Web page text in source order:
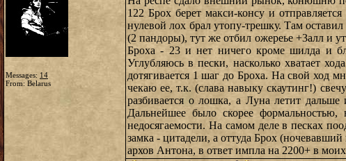
Messages: 14
From: Belarus
122 Брох берет макси-консу и
нулевой лох брал утопу-трешку. Там
(2 пандоры), тут же отбил ожереье +3алл и
Броха - 23 и нет ничего кроме шилда и
Углубляюсь в пески, насколько хватает
дотягивается 1 шаг до Броха. На свой ход
чекаю ее, т.к. (слава навыку скаутинг!)
разбивается о лошка, а Луна летит
Дальнейшее было скорее
недосягаемости. На самом деле в песках
замка - цитадели, а оттуда Брох
архов Антона, в ответ импла на 2200+ в